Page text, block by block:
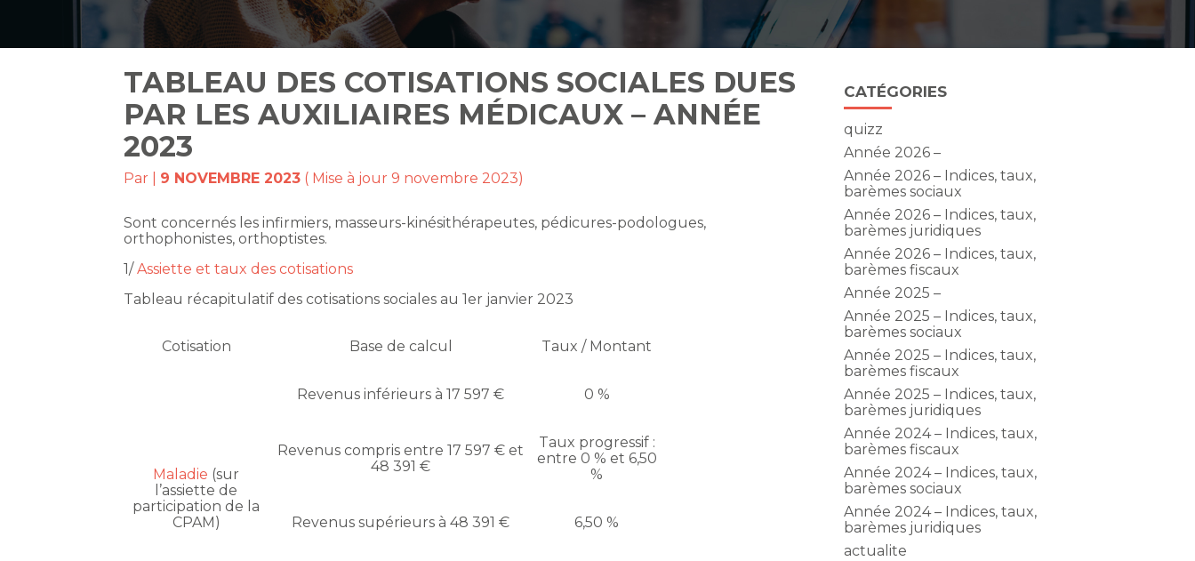
TABLEAU DES COTISATIONS SOCIALES DUES
PAR LES AUXILIAIRES MÉDICAUX – ANNÉE
2023
Par 9 NOVEMBRE 2023 ( Mise à jour 9 novembre 2023)
Sont concernés les infirmiers, masseurs-kinésithérapeutes, pédicures-podologues,
orthophonistes, orthoptistes.
1/Assiette et taux des cotisations
Tableau récapitulatif des cotisations sociales au 1er janvier 2023
Cotisation Base de calcul Taux / Montant
Maladie (sur
l’assiette de
participation de la
CPAM)
Revenus inférieurs à 17 597 € 0 %
Revenus compris entre 17 597 € et
48 391 €
Taux progressif :
entre 0 % et 6,50
%
Revenus supérieurs à 48 391 € 6,50 %
Blog
sidebar
CATÉGORIES
quizz
Année 2026 –
Année 2026 – Indices, taux,
barèmes sociaux
Année 2026 – Indices, taux,
barèmes juridiques
Année 2026 – Indices, taux,
barèmes fiscaux
Année 2025 –
Année 2025 – Indices, taux,
barèmes sociaux
Année 2025 – Indices, taux,
barèmes fiscaux
Année 2025 – Indices, taux,
barèmes juridiques
Année 2024 – Indices, taux,
barèmes fiscaux
Année 2024 – Indices, taux,
barèmes sociaux
Année 2024 – Indices, taux,
barèmes juridiques
actualite